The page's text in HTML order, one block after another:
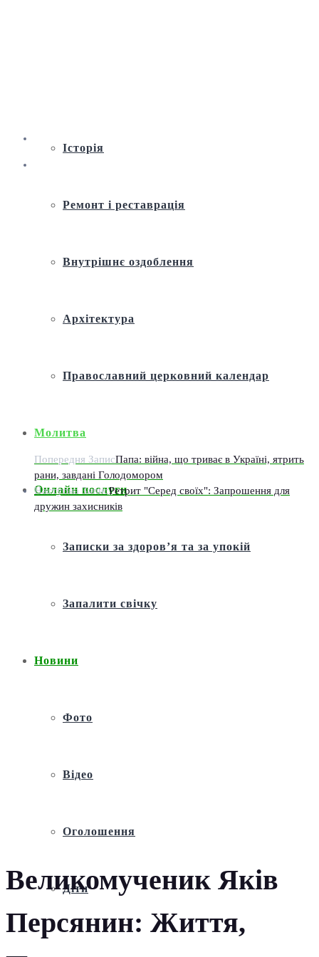
Історія
Ремонт і реставрація
Внутрішнє оздоблення
Архітектура
Православний церковний календар
Молитва
Онлайн послуги
Записки за здоров’я та за упокій
Запалити свічку
Новини
Фото
Відео
Оголошення
Діти
Великомученик Яків
Персянин: Життя,
Попередня ЗаписПапа: війна, що триває в Україні, ятрить
рани, завдані Голодомором
Наступна ЗаписРетрит "Серед своїх": Запрошення для
дружин захисників